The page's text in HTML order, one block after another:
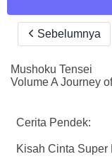
Bookmark
Reader
Font :
Titillium Web
Sebelumnya
Mushoku Tensei
Volume A Journey
Cerita Pendek:
Kisah Cinta